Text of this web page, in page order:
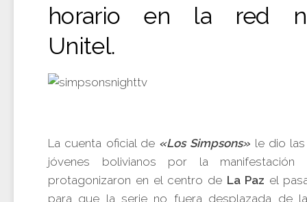
horario en la red
Unitel.
La cuenta oficial de «Los Simpsons» le dio
jóvenes bolivianos por la manifestación
protagonizaron en el centro deLa Paz el
para que la serie no fuera desplazada de